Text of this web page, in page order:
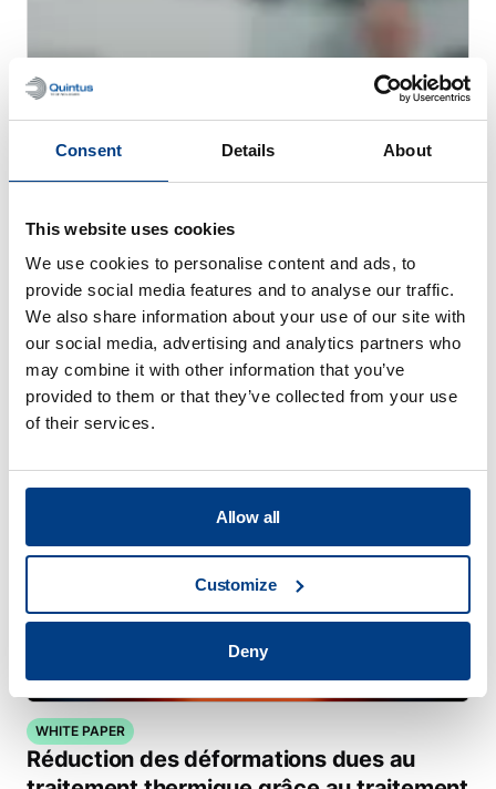
Consent Details About
This website uses cookies
We use cookies to personalise content and ads, to
provide social media features and to analyse our traffic.
We also share information about your use of our site with
our social media, advertising and analytics partners who
may combine it with other information that you’ve
provided to them or that they’ve collected from your use
of their services.
Allow all
Customize
Deny
La compaction isostatique à chaud
(CIC/HIP) pour la fabrication additive
métallique
WHITE PAPER
Réduction des déformations dues au